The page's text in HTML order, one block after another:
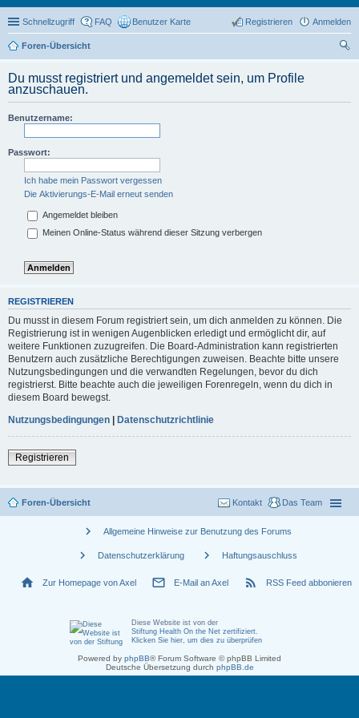
Schnellzugriff FAQ Benutzer Karte Anmelden
Registrieren
Foren-Übersicht
Du musst registriert und angemeldet sein, um Profile
anzuschauen.
Benutzername:
Passwort:
Ich habe mein Passwort vergessen
Die Aktivierungs-E-Mail erneut senden
Angemeldet bleiben
Meinen Online-Status während dieser Sitzung verbergen
REGISTRIEREN
Du musst in diesem Forum registriert sein, um dich anmelden zu können. Die
Registrierung ist in wenigen Augenblicken erledigt und ermöglicht dir, auf
weitere Funktionen zuzugreifen. Die Board-Administration kann registrierten
Benutzern auch zusätzliche Berechtigungen zuweisen. Beachte bitte unsere
Nutzungsbedingungen und die verwandten Regelungen, bevor du dich
registrierst. Bitte beachte auch die jeweiligen Forenregeln, wenn du dich in
diesem Board bewegst.
Nutzungsbedingungen | Datenschutzrichtlinie
Registrieren
Foren-Übersicht Das Team
Kontakt
chevron_right Allgemeine Hinweise zur Benutzung des Forums
chevron_right Datenschutzerklärung chevron_right Haftungsauschluss
home Zur Homepage von Axel mail_outline E-Mail an Axel rss_feed RSS Feed abbonieren
Diese Website ist von der
Stiftung Health On the Net zertifiziert
Klicken Sie hier, um dies zu überprüfen
Powered by phpBB® Forum Software © phpBB Limited
Deutsche Übersetzung durch phpBB.de